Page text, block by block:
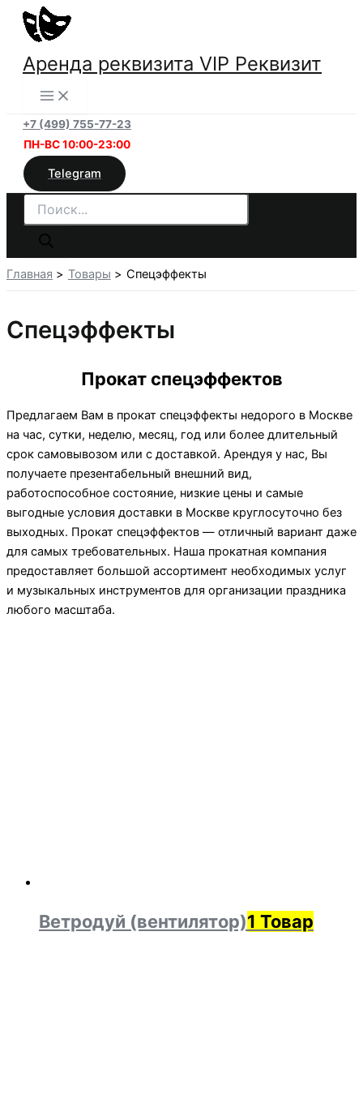
Перейти
содержимому
Аренда реквизита VIP Реквизит
+7 (499) 755-77-23
ПН-ВС 10:00-23:00
Telegram
Поиск
товаров
Главная Товары Спецэффекты
Спецэффекты
Прокат спецэффектов
Предлагаем Вам в прокат спецэффекты недорого в Москве
на час, сутки, неделю, месяц, год или более длительный
срок самовывозом или с доставкой. Арендуя у нас, Вы
получаете презентабельный внешний вид,
работоспособное состояние, низкие цены и самые
выгодные условия доставки в Москве круглосуточно без
выходных. Прокат спецэффектов — отличный вариант даже
для самых требовательных. Наша прокатная компания
предоставляет большой ассортимент необходимых услуг
и музыкальных инструментов для организации праздника
любого масштаба.
Ветродуй (вентилятор)1 Товар